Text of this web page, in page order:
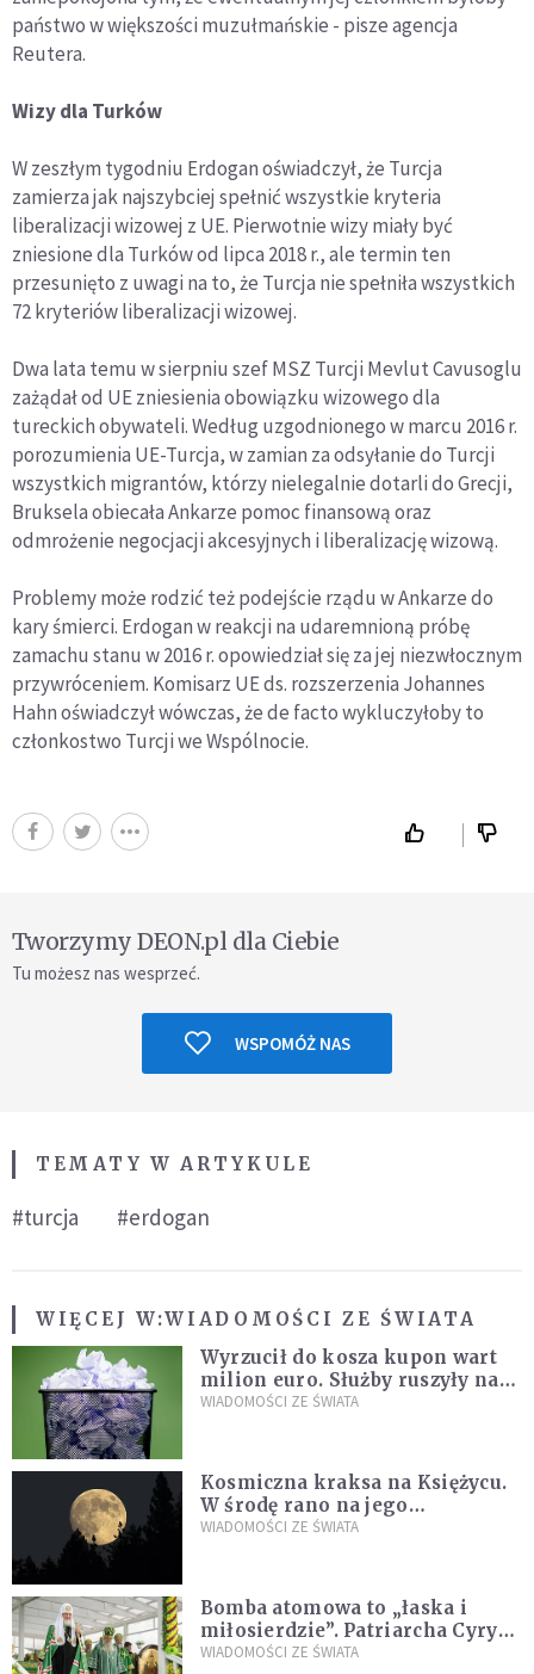
państwo w większości muzułmańskie - pisze agencja
Reutera.
Wizy dla Turków
W zeszłym tygodniu Erdogan oświadczył, że Turcja
zamierza jak najszybciej spełnić wszystkie kryteria
liberalizacji wizowej z UE. Pierwotnie wizy miały być
zniesione dla Turków od lipca 2018 r., ale termin ten
przesunięto z uwagi na to, że Turcja nie spełniła wszystkich
72 kryteriów liberalizacji wizowej.
Dwa lata temu w sierpniu szef MSZ Turcji Mevlut Cavusoglu
zażądał od UE zniesienia obowiązku wizowego dla
tureckich obywateli. Według uzgodnionego w marcu 2016 r.
porozumienia UE-Turcja, w zamian za odsyłanie do Turcji
wszystkich migrantów, którzy nielegalnie dotarli do Grecji,
Bruksela obiecała Ankarze pomoc finansową oraz
odmrożenie negocjacji akcesyjnych i liberalizację wizową.
Problemy może rodzić też podejście rządu w Ankarze do
kary śmierci. Erdogan w reakcji na udaremnioną próbę
zamachu stanu w 2016 r. opowiedział się za jej niezwłocznym
przywróceniem. Komisarz UE ds. rozszerzenia Johannes
Hahn oświadczył wówczas, że de facto wykluczyłoby to
członkostwo Turcji we Wspólnocie.
Tworzymy DEON.pl dla Ciebie
Tu możesz nas wesprzeć.
WSPOMÓŻ NAS
TEMATY W ARTYKULE
#turcja #erdogan
WIĘCEJ W:WIADOMOŚCI ZE ŚWIATA
Wyrzucił do kosza kupon wart
milion euro. Służby ruszyły na
poszukiwania
WIADOMOŚCI ZE ŚWIATA
Kosmiczna kraksa na Księżycu.
W środę rano na jego
powierzchni dojdzie do
WIADOMOŚCI ZE ŚWIATA
Bomba atomowa to „łaska i
miłosierdzie”. Patriarcha Cyryl
wychwala Putina
WIADOMOŚCI ZE ŚWIATA